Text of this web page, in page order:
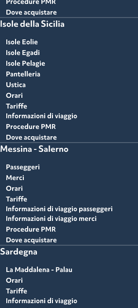
Dove acquistare
Isole della Sicilia
Isole Eolie
Isole Egadi
Isole Pelagie
Pantelleria
Ustica
Orari
Tariffe
Informazioni di viaggio
Procedure PMR
Dove acquistare
Messina - Salerno
Passeggeri
Merci
Orari
Tariffe
Informazioni di viaggio passeggeri
Informazioni di viaggio merci
Procedure PMR
Dove acquistare
Sardegna
La Maddalena - Palau
Orari
Tariffe
Informazioni di viaggio